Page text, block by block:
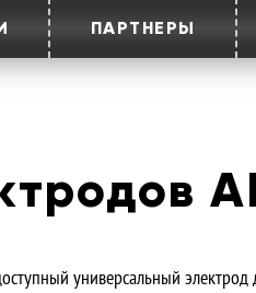
ПАРТНЕРЫ
универсальный